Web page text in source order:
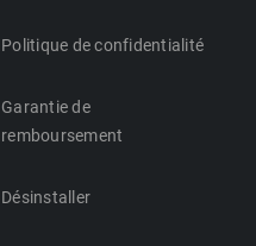
Politique de confidentialité
Garantie de
remboursement
Désinstaller